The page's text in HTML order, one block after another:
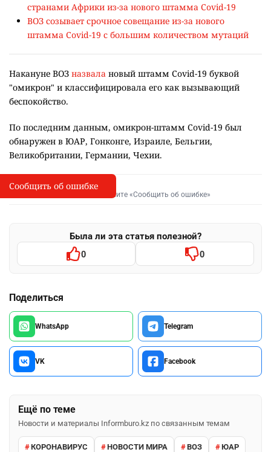
странами Африки из-за нового штамма Covid-19
ВОЗ созывает срочное совещание из-за нового
штамма Covid-19 с большим количеством мутаций
Накануне ВОЗ назвала новый штамм Covid-19 буквой
"омикрон" и классифицировала его как вызывающий
беспокойство.
По последним данным, омикрон-штамм Covid-19 был
обнаружен в ЮАР, Гонконге, Израиле, Бельгии,
Великобритании, Германии, Чехии.
I
Сообщить об опечатке
Выделите фрагмент и нажмите «Сообщить об ошибке»
Была ли эта статья полезной?
0 0
Поделиться
WhatsApp Telegram
VK Facebook
Ещё по теме
Новости и материалы Informburo.kz по связанным темам
КОРОНАВИРУС НОВОСТИ МИРА ВОЗ ЮАР
Сообщить об ошибке